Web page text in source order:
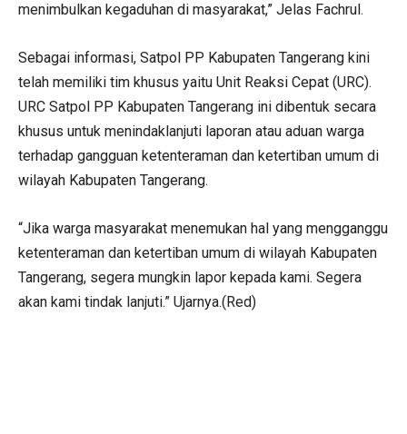
menimbulkan kegaduhan di masyarakat,” Jelas Fachrul.
Sebagai informasi, Satpol PP Kabupaten Tangerang kini
telah memiliki tim khusus yaitu Unit Reaksi Cepat (URC).
URC Satpol PP Kabupaten Tangerang ini dibentuk secara
khusus untuk menindaklanjuti laporan atau aduan warga
terhadap gangguan ketenteraman dan ketertiban umum di
wilayah Kabupaten Tangerang.
“Jika warga masyarakat menemukan hal yang mengganggu
ketenteraman dan ketertiban umum di wilayah Kabupaten
Tangerang, segera mungkin lapor kepada kami. Segera
akan kami tindak lanjuti.” Ujarnya.(Red)